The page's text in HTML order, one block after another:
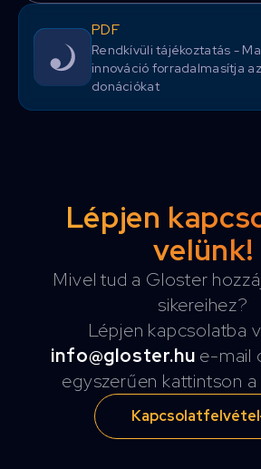
PDF
Rendkívüli tájékoztatás -
innováció forradalmasítja
donációkat
Lépjen
velünk!
Mivel tud a Gloster
sikereihez?
Lépjen kapcsolatba
info@gloster.hu e-mail
egyszerűen kattintson a
Kapcsolatfelvétel